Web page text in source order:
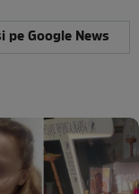
Google News